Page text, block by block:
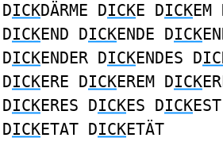
DICKDÄRME DICKE DICKEM
DICKEND DICKENDE DICK
DICKENDER DICKENDES D
DICKERE DICKEREM DICK
DICKERES DICKES DICK
DICKETAT DICKETÄT